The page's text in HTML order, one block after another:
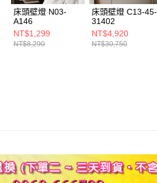
床頭壁燈 N03-
A146
NT$1,299
NT$8,290
床頭壁燈 C13-45-
31402
NT$4,920
NT$30,750